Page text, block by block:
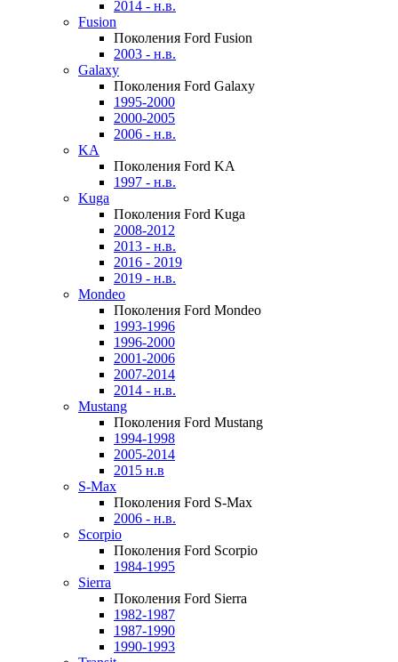
2014 - н.в.
Fusion
Поколения Ford Fusion
2003 - н.в.
Galaxy
Поколения Ford Galaxy
1995-2000
2000-2005
2006 - н.в.
KA
Поколения Ford KA
1997 - н.в.
Kuga
Поколения Ford Kuga
2008-2012
2013 - н.в.
2016 - 2019
2019 - н.в.
Mondeo
Поколения Ford Mondeo
1993-1996
1996-2000
2001-2006
2007-2014
2014 - н.в.
Mustang
Поколения Ford Mustang
1994-1998
2005-2014
2015 н.в
S-Max
Поколения Ford S-Max
2006 - н.в.
Scorpio
Поколения Ford Scorpio
1984-1995
Sierra
Поколения Ford Sierra
1982-1987
1987-1990
1990-1993